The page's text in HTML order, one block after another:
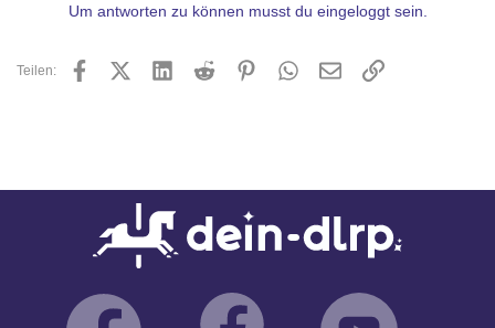
Um antworten zu können musst du eingeloggt sein.
Teilen: FacebookX (Twitter)LinkedInReddit PinterestWhatsApp
E-MailLink